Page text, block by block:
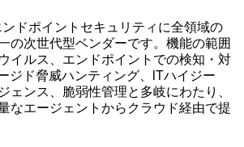
ドポイントセキュリティに全領域の
の次世代型ベンダーです。機能の範囲
イルス、エンドポイントでの検知・対
ジド脅威ハンティング、ITハイジー
ェンス、脆弱性管理と多岐にわたり、
なエージェントからクラウド経由で提